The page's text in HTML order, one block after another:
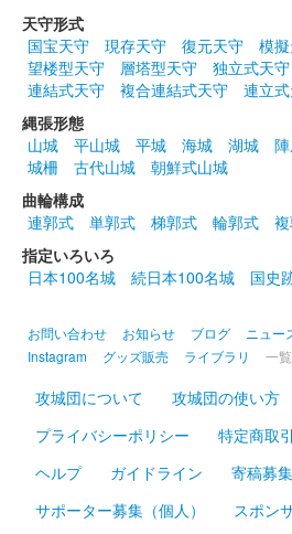
前橋城 御城印 雷神・風神
前橋城 御城印
前橋城 御城印 お城EXPO
販売終了
2024年12月21、22日に開催されたお
枚限定
厩橋城（前橋城） 御
天守形式
国宝天守
現存天守 復元天守 模
望楼型天守
層塔型天守 独立式天守
連結式天守
複合連結式天守
連立
縄張形態
山城
平山城 平城 海城 湖城
城柵
古代山城
朝鮮式山城
曲輪構成
連郭式
単郭式 梯郭式 輪郭式
指定いろいろ
日本100名城
続日本100名城 国史
お問い合わせ お知らせ ブログ ニュー
Instagram
グッズ販売 ライブラリ 一
攻城団について 攻城団の使い方
プライバシーポリシー
特定商取
ヘルプ
ガイドライン
寄稿募集
サポーター募集（個人）
スポン